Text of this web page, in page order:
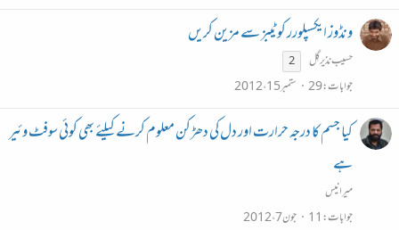
ونڈوز ایکسپلورر کو ٹیبز سے مزین کریں
حسیب نذیر گِل 2
جوابات 29 ستمبر 15، 2012
کیا جسم کا درجہ حرارت اور دل کی دھڑکن معلوم کرنے کیلئے بھی کوئی سوفٹ وئیر
ہے
میر انیس
جوابات 11 جون 7، 2012